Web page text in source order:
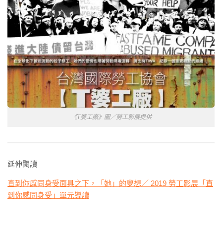
《T婆工廠》圖／勞工影展提供
延伸閱讀
直到你感同身受面具之下，「她」的夢想／ 2019 勞工影展「直
到你感同身受」單元導讀